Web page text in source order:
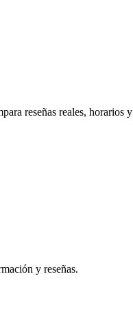
reseñas reales, horarios
y reseñas.